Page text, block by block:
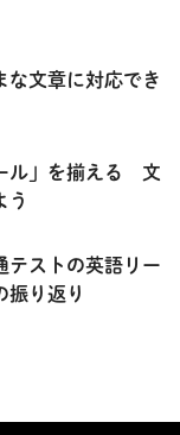
な文章に対応でき
ル」を揃える 文
う
テストの英語リー
り返り